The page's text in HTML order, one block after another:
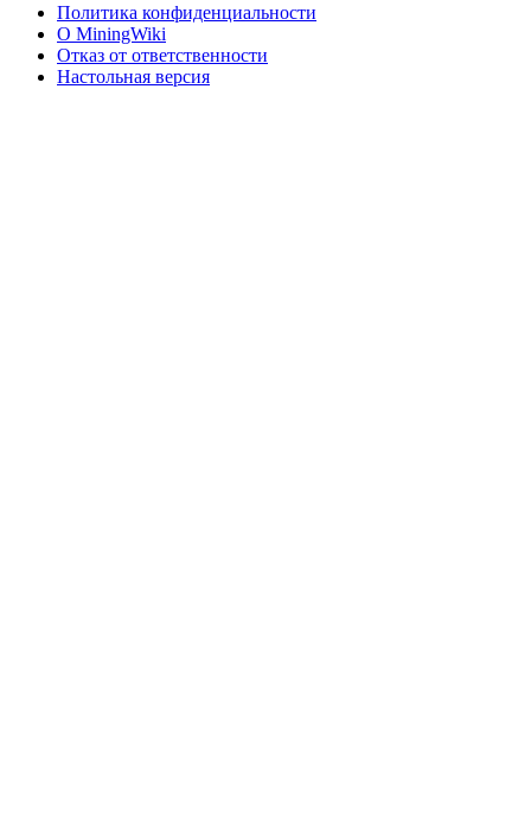
Политика конфиденциальности
О MiningWiki
Отказ от ответственности
Настольная версия